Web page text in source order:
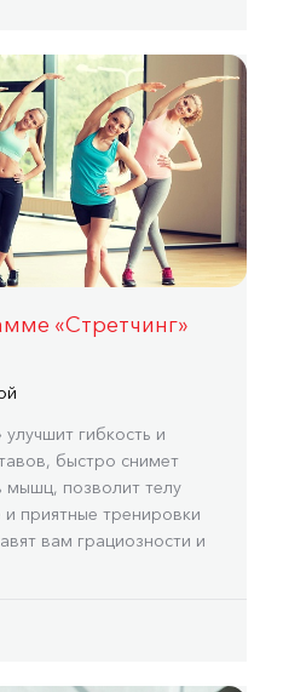
«Стретчинг»
гибкость и
быстро снимет
мышц, позволит телу
и приятные тренировки
вам грациозности и